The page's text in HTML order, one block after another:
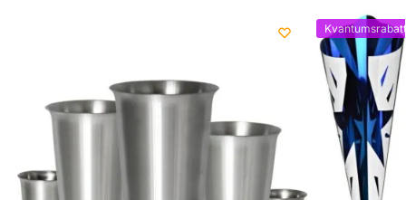
Kvantumsrabatt